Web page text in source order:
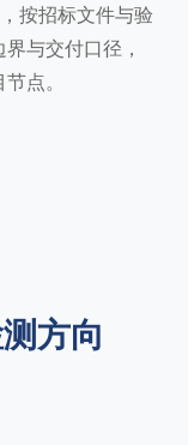
按招标文件与验
与交付口径，
点。
方向